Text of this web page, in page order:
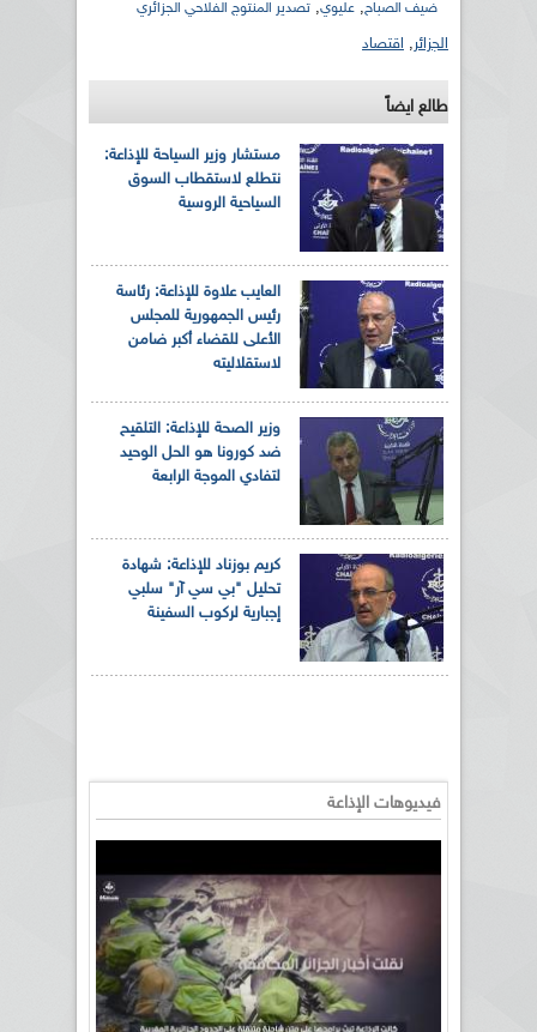
ضيف الصباح, عليوي, تصدير المنتوج الفلاحي الجزائري
الجزائر, اقتصاد
طالع ايضاً
مستشار وزير السياحة للإذاعة:
نتطلع لاستقطاب السوق
السياحية الروسية
العايب علاوة للإذاعة: رئاسة
رئيس الجمهورية للمجلس
الأعلى للقضاء أكبر ضامن
لاستقلاليته
وزير الصحة للإذاعة: التلقيح
ضد كورونا هو الحل الوحيد
لتفادي الموجة الرابعة
كريم بوزناد للإذاعة: شهادة
تحليل "بي سي آر" سلبي
إجبارية لركوب السفينة
فيديوهات الإذاعة